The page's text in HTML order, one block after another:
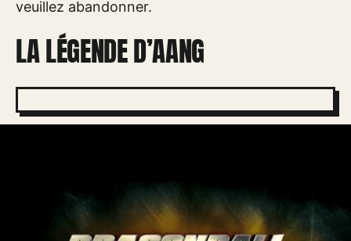
veuillez abandonner.
LA LÉGENDE D’AANG
animé mérite le statut honorifique. Les fans
doivent se ressaisir encore plus mal quand
quelqu’un mentionne ce gros tas de merde